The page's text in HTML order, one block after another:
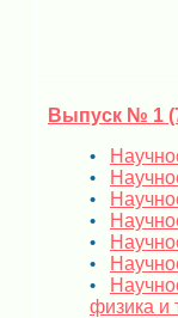
Выпуск № 1
физика и